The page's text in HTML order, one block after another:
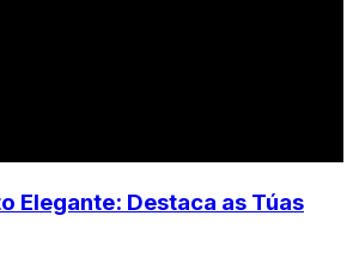
Elegante: Destaca as Túas